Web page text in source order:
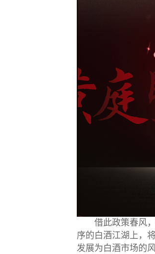
借此政策春风，
序的白酒江湖上，
发展为白酒市场的